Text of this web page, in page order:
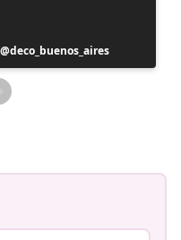
Postare
publicată
de
deco_buenos_aires